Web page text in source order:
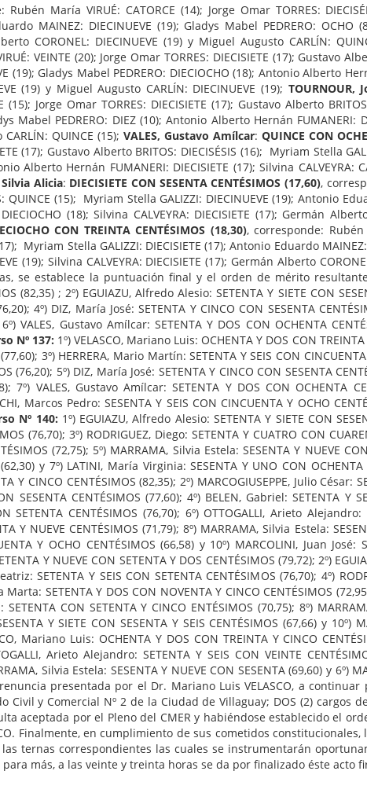
Rubén María VIRUÉ: CATORCE (14); Jorge Omar TORRES:
MAINEZ: DIECINUEVE (19); Gladys Mabel PEDRERO:
CORONEL: DIECINUEVE (19) y Miguel Augusto CARLÍN:
VEINTE (20); Jorge Omar TORRES: DIECISIETE (17); Gustavo
(19); Gladys Mabel PEDRERO: DIECIOCHO (18); Antonio Alberto
(19) y Miguel Augusto CARLÍN: DIECINUEVE (19); TOURNOUR,
(15); Jorge Omar TORRES: DIECISIETE (17); Gustavo Alberto
Mabel PEDRERO: DIEZ (10); Antonio Alberto Hernán FUMANERI:
QUINCE (15); VALES, Gustavo Amílcar:QUINCE CON
(17); Gustavo Alberto BRITOS: DIECISÉSIS (16); Myriam Stella
Alberto Hernán FUMANERI: DIECISIETE (17); Silvina
Silvia Alicia: DIECISIETE CON SESENTA CENTÉSIMOS (17,60),
QUINCE (15); Myriam Stella GALIZZI: DIECINUEVE (19); Antonio
(18); Silvina CALVEYRA: DIECISIETE (17); Germán
CON TREINTA CENTÉSIMOS (18,30), corresponde: Rubén
Myriam Stella GALIZZI: DIECISIETE (17); Antonio Eduardo
(19); Silvina CALVEYRA: DIECISIETE (17); Germán Alberto
se establece la puntuación final y el orden de mérito
(82,35) ; 2º) EGUIAZU, Alfredo Alesio: SETENTA Y SIETE CON
4º) DIZ, María José: SETENTA Y CINCO CON SESENTA
VALES, Gustavo Amílcar: SETENTA Y DOS CON OCHENTA
Nº 137: 1º) VELASCO, Mariano Luis: OCHENTA Y DOS CON
3º) HERRERA, Mario Martín: SETENTA Y SEIS CON
(76,20); 5º) DIZ, María José: SETENTA Y CINCO CON SESENTA
7º) VALES, Gustavo Amílcar: SETENTA Y DOS CON OCHENTA
Marcos Pedro: SESENTA Y SEIS CON CINCUENTA Y OCHO
Nº 140: 1º) EGUIAZU, Alfredo Alesio: SETENTA Y SIETE CON
(76,70); 3º) RODRIGUEZ, Diego: SETENTA Y CUATRO CON
(72,75); 5º) MARRAMA, Silvia Estela: SESENTA Y NUEVE
y 7º) LATINI, María Virginia: SESENTA Y UNO CON OCHENTA
Y CINCO CENTÉSIMOS (82,35); 2º) MARCOGIUSEPPE, Julio
SESENTA CENTÉSIMOS (77,60); 4º) BELEN, Gabriel: SETENTA Y
SETENTA CENTÉSIMOS (76,70); 6º) OTTOGALLI, Arieto
Y NUEVE CENTÉSIMOS (71,79); 8º) MARRAMA, Silvia Estela:
Y OCHO CENTÉSIMOS (66,58) y 10º) MARCOLINI, Juan José:
Y NUEVE CON SETENTA Y DOS CENTÉSIMOS (79,72); 2º)
SETENTA Y SEIS CON SETENTA CENTÉSIMOS (76,70); 4º)
Marta: SETENTA Y DOS CON NOVENTA Y CINCO CENTÉSIMOS
CON SETENTA Y CINCO ENTÉSIMOS (70,75); 8º)
Y SIETE CON SESENTA Y SEIS CENTÉSIMOS (67,66) y
Mariano Luis: OCHENTA Y DOS CON TREINTA Y CINCO
Arieto Alejandro: SETENTA Y SEIS CON VEINTE
Silvia Estela: SESENTA Y NUEVE CON SESENTA (69,60) y 6º)
presentada por el Dr. Mariano Luis VELASCO, a
Civil y Comercial Nº 2 de la Ciudad de Villaguay; DOS (2) cargos
aceptada por el Pleno del CMER y habiéndose establecido el
Finalmente, en cumplimiento de sus cometidos
ternas correspondientes las cuales se instrumentarán
para más, a las veinte y treinta horas se da por finalizado éste acto